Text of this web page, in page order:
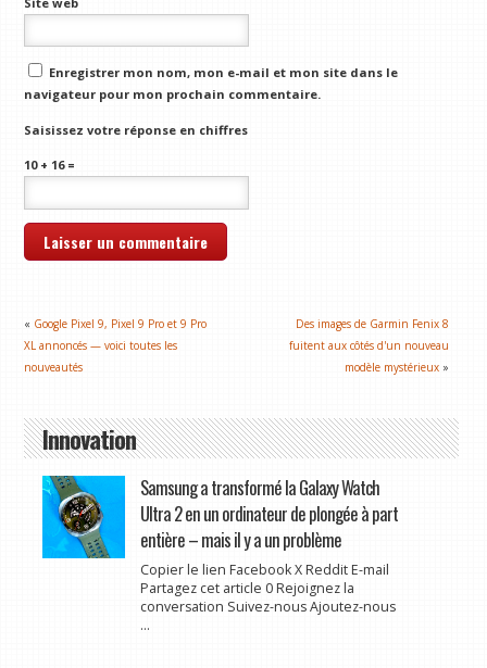
Enregistrer mon nom, mon e-mail et mon site dans le
navigateur pour mon prochain commentaire.
Saisissez votre réponse en chiffres
10 + 16 =
« Google Pixel 9, Pixel 9 Pro et 9 Pro
XL annoncés — voici toutes les
nouveautés
Des images de Garmin Fenix ​​8
fuitent aux côtés d'un nouveau
modèle mystérieux »
Innovation
Samsung a transformé la Galaxy Watch
Ultra 2 en un ordinateur de plongée à part
entière – mais il y a un problème
Copier le lien Facebook X Reddit E-mail
Partagez cet article 0 Rejoignez la
conversation Suivez-nous Ajoutez-nous
...